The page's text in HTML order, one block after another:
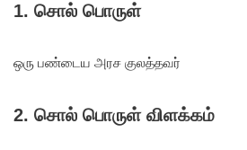
1. சொல் பொருள்
ஒரு பண்டைய அரச குலத்தவர்
2. சொல் பொருள் விளக்கம்